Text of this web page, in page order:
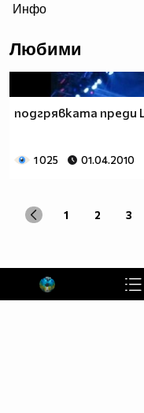
НЕДЕЛЯ : 15:00, 17:00
Напреднали
СЪБОТА : 15:00
http://
Танцът е изкуство…
процес, неговате
атмосфера. А това е
изтощаваща
ПАЧО притежава е
- мотивиращ!
Инфо
Любими
подгрявката преди
1 025 01.04.2010
1 2 3